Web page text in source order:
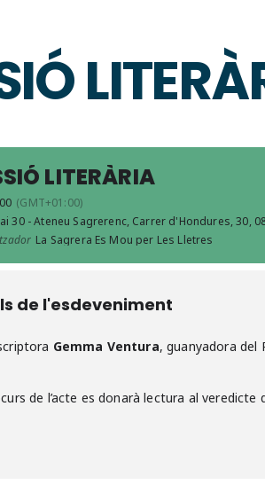
LITERÀRIA
(GMT+01:00)
30 - Ateneu Sagrerenc, Carrer d'Hondures, 30,
La Sagrera Es Mou per Les Lletres
de l'esdeveniment
Gemma Ventura, guanyadora del
de l’acte es donarà lectura al veredicte